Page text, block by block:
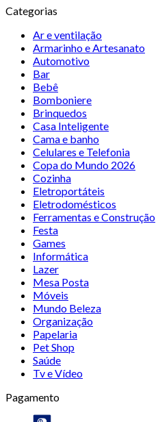
Categorias
Ar e ventilação
Armarinho e Artesanato
Automotivo
Bar
Bebê
Bomboniere
Brinquedos
Casa Inteligente
Cama e banho
Celulares e Telefonia
Copa do Mundo 2026
Cozinha
Eletroportáteis
Eletrodomésticos
Ferramentas e Construção
Festa
Games
Informática
Lazer
Mesa Posta
Móveis
Mundo Beleza
Organização
Papelaria
Pet Shop
Saúde
Tv e Vídeo
Pagamento